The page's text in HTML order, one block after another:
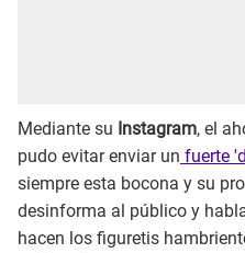
Mediante su Instagram, el
pudo evitar enviar un fuerte
siempre esta bocona y su
desinforma al público y
hacen los figuretis